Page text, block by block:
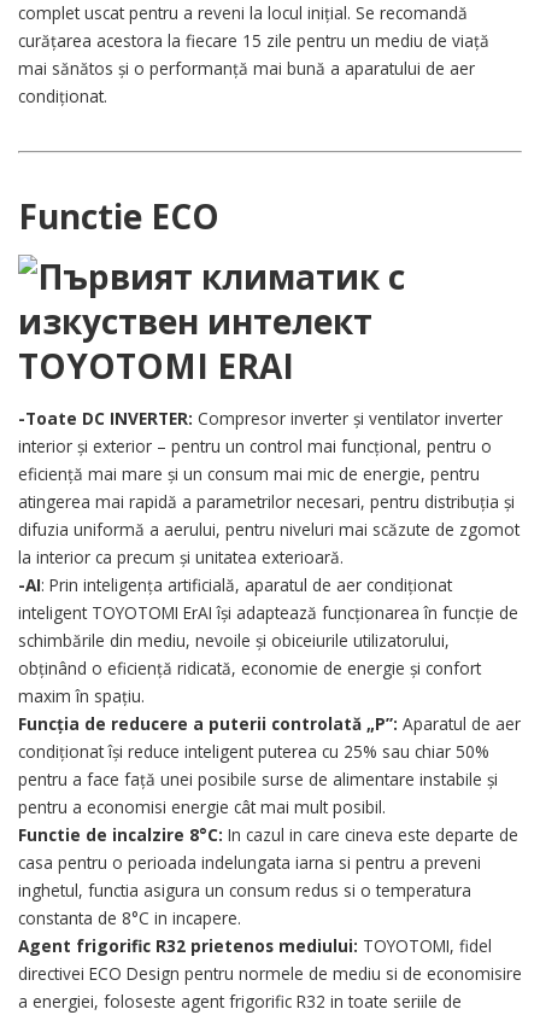
complet uscat pentru a reveni la locul inițial. Se recomandă
curățarea acestora la fiecare 15 zile pentru un mediu de viață
mai sănătos și o performanță mai bună a aparatului de aer
condiționat.
Functie ECO
-Toate DC INVERTER: Compresor inverter și ventilator inverter
interior și exterior – pentru un control mai funcțional, pentru o
eficiență mai mare și un consum mai mic de energie, pentru
atingerea mai rapidă a parametrilor necesari, pentru distribuția și
difuzia uniformă a aerului, pentru niveluri mai scăzute de zgomot
la interior ca precum și unitatea exterioară.
-AI: Prin inteligența artificială, aparatul de aer condiționat
inteligent TOYOTOMI ErAI își adaptează funcționarea în funcție de
schimbările din mediu, nevoile și obiceiurile utilizatorului,
obținând o eficiență ridicată, economie de energie și confort
maxim în spațiu.
Funcția de reducere a puterii controlată „P”: Aparatul de aer
condiționat își reduce inteligent puterea cu 25% sau chiar 50%
pentru a face față unei posibile surse de alimentare instabile și
pentru a economisi energie cât mai mult posibil.
Functie de incalzire 8°C: In cazul in care cineva este departe de
casa pentru o perioada indelungata iarna si pentru a preveni
inghetul, functia asigura un consum redus si o temperatura
constanta de 8°C in incapere.
Agent frigorific R32 prietenos mediului: TOYOTOMI, fidel
directivei ECO Design pentru normele de mediu si de economisire
a energiei, foloseste agent frigorific R32 in toate seriile de